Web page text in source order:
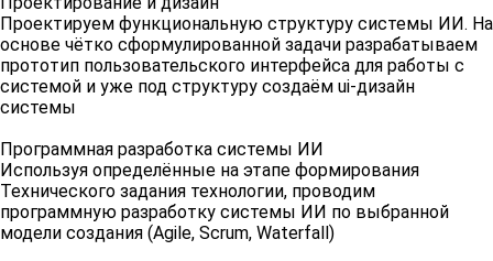
Проектируем функциональную структуру системы ИИ. На
основе чётко сформулированной задачи разрабатываем
прототип пользовательского интерфейса для работы с
системой и уже под структуру создаём ui-дизайн
системы
Программная разработка системы ИИ
Используя определённые на этапе формирования
Технического задания технологии, проводим
программную разработку системы ИИ по выбранной
модели создания (Agile, Scrum, Waterfall)